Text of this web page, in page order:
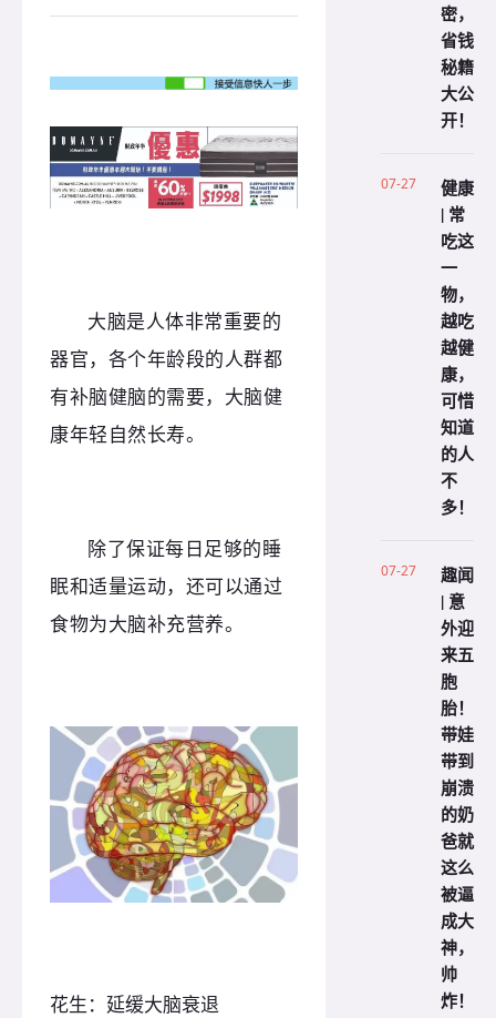
大脑是人体非常重要的
器官，各个年龄段的人群都
有补脑健脑的需要，大脑健
康年轻自然长寿。
除了保证每日足够的睡
眠和适量运动，还可以通过
食物为大脑补充营养。
花生：延缓大脑衰退
密，
省钱
秘籍
大公
开！
07-27
健康
| 常
吃这
一
物，
越吃
越健
康，
可惜
知道
的人
不
多！
07-27
趣闻
| 意
外迎
来五
胞
胎！
带娃
带到
崩溃
的奶
爸就
这么
被逼
成大
神，
帅
炸！